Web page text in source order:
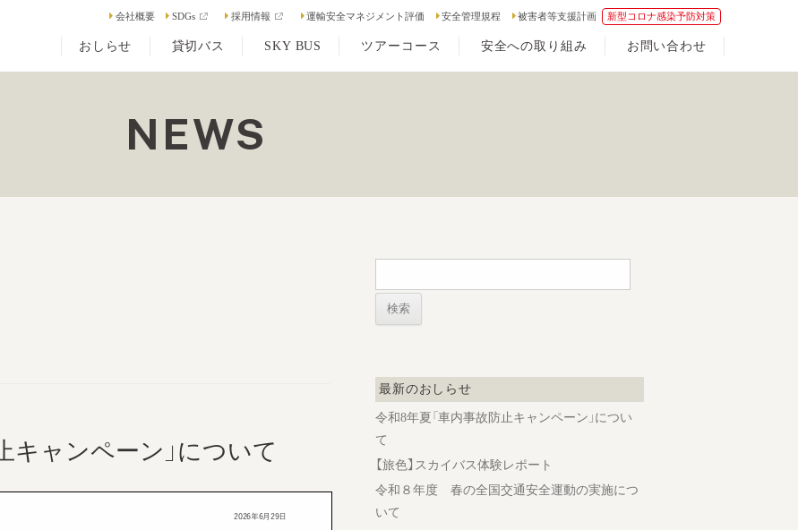
おしらせ 貸切バス SKY BUS ツアーコース 安全への取り組み お問い合わせ
会社概要 SDGs 採用情報 運輸安全マネジメント評価 安全管理規程 被害者等支援計画 新型コロナ感染予防対策
NEWS
キャンペーン」について
最新のおしらせ
令和8年夏「車内事故防止キャンペーン」につい
て
【旅色】スカイバス体験レポート
令和８年度 春の全国交通安全運動の実施につ
いて